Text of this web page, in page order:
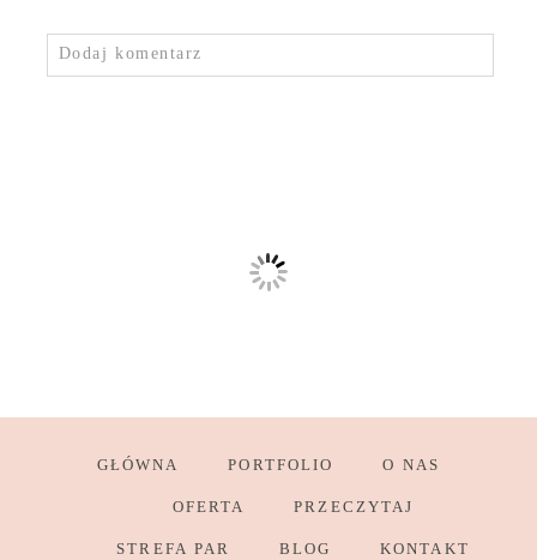
Dodaj komentarz
GŁÓWNA PORTFOLIO O NAS
OFERTA PRZECZYTAJ
STREFA PAR BLOG KONTAKT